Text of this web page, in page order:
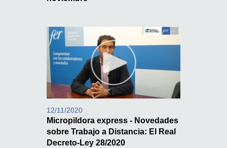
12/11/2020
Micropildora express - Novedades
sobre Trabajo a Distancia: El Real
Decreto-Ley 28/2020